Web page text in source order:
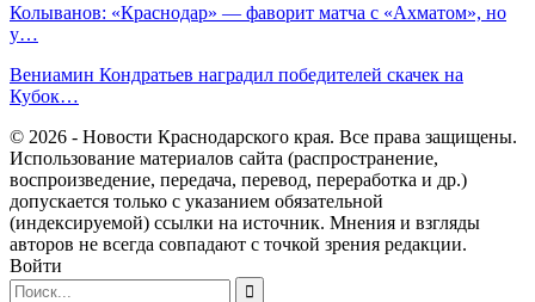
Колыванов: «Краснодар» — фаворит матча с «Ахматом», но
у…
Вениамин Кондратьев наградил победителей скачек на
Кубок…
© 2026 - Новости Краснодарского края. Все права защищены.
Использование материалов сайта (распространение,
воспроизведение, передача, перевод, переработка и др.)
допускается только с указанием обязательной
(индексируемой) ссылки на источник. Мнения и взгляды
авторов не всегда совпадают с точкой зрения редакции.
Войти